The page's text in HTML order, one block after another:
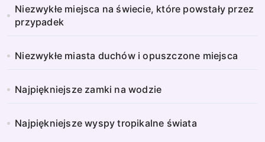
Niezwykłe miejsca na świecie, które powstały przez
przypadek
Niezwykłe miasta duchów i opuszczone miejsca
Najpiękniejsze zamki na wodzie
Najpiękniejsze wyspy tropikalne świata